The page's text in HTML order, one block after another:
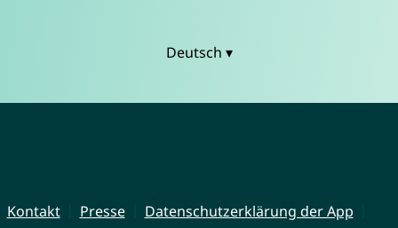
Deutsch ▾
Kontakt Presse
Datenschutzerklärung der App